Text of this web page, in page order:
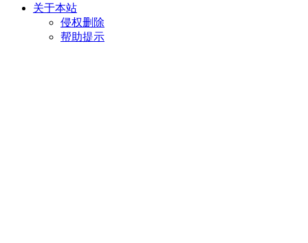
关于本站
侵权删除
帮助提示